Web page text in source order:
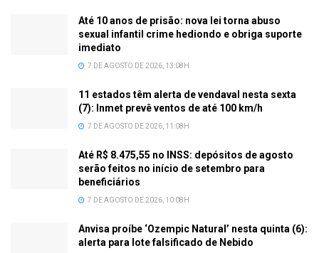
Até 10 anos de prisão: nova lei torna abuso
sexual infantil crime hediondo e obriga suporte
imediato
7 DE AGOSTO DE 2026, 13:08H
11 estados têm alerta de vendaval nesta sexta
(7): Inmet prevê ventos de até 100 km/h
7 DE AGOSTO DE 2026, 11:08H
Até R$ 8.475,55 no INSS: depósitos de agosto
serão feitos no início de setembro para
beneficiários
7 DE AGOSTO DE 2026, 10:08H
Anvisa proíbe ‘Ozempic Natural’ nesta quinta (6):
alerta para lote falsificado de Nebido